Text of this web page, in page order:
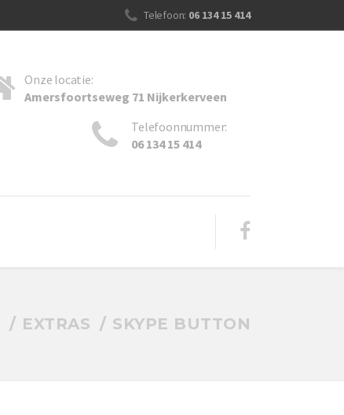
Telefoon: 06 134 15 414
Onze locatie:
Amersfoortseweg 71 Nijkerkerveen
Telefoonnummer:
06 134 15 414
EXTRAS SKYPE BUTTON